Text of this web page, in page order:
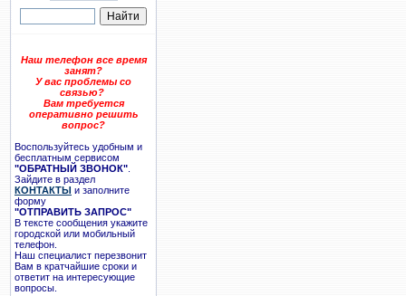
Наш телефон все время
занят?
У вас проблемы со
связью?
Вам требуется
оперативно решить
вопрос?
Воспользуйтесь удобным и
бесплатным сервисом
"ОБРАТНЫЙ ЗВОНОК"
Зайдите в раздел
КОНТАКТЫ и заполните
форму
"ОТПРАВИТЬ ЗАПРОС"
В тексте сообщения укажите
городской или мобильный
телефон.
Наш специалист перезвонит
Вам в кратчайшие сроки и
ответит на интересующие
вопросы.